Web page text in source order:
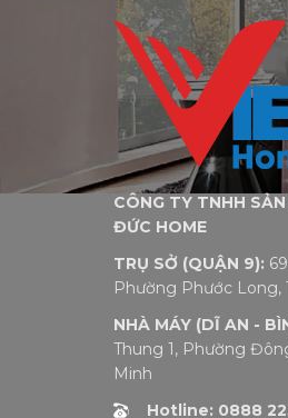
CÔNG TY TNHH
ĐỨC HOME
TRỤ SỞ (QUẬN 9):
Phường Phước Long,
NHÀ MÁY (DĨ AN -
Thung 1, Phường
Minh
Hotline: 0888